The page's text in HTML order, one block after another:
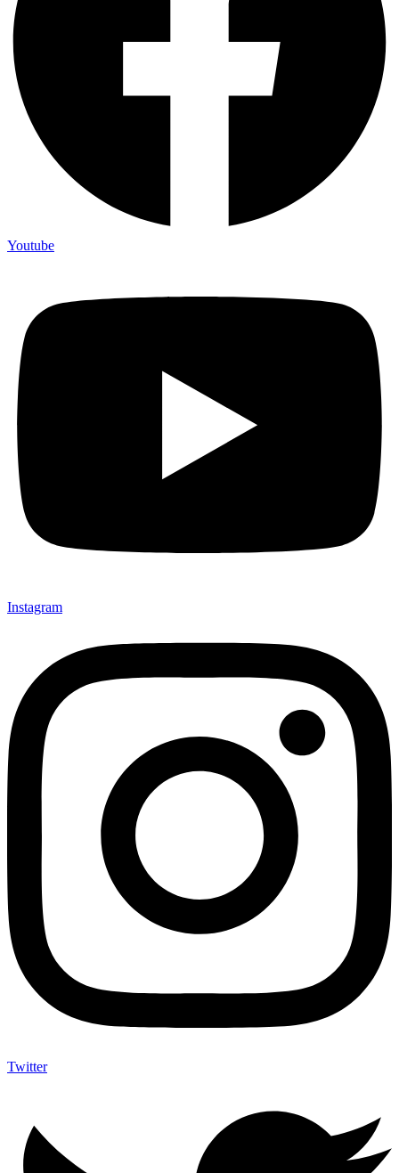
Youtube
Instagram
Twitter